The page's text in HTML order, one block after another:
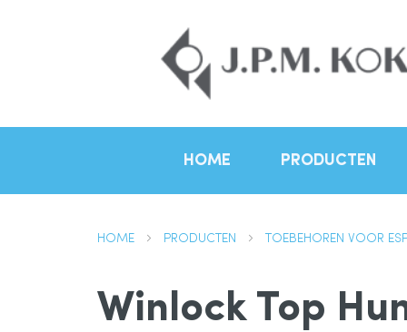
HOME PRODUCTEN
HOME PRODUCTEN TOEBEHOREN VOOR
Winlock Top